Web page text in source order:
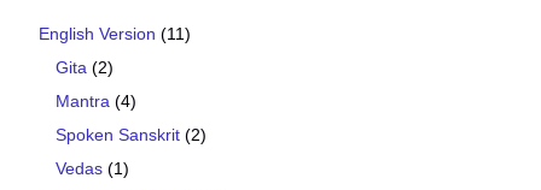
English Version (11)
Gita (2)
Mantra (4)
Spoken Sanskrit (2)
Vedas (1)